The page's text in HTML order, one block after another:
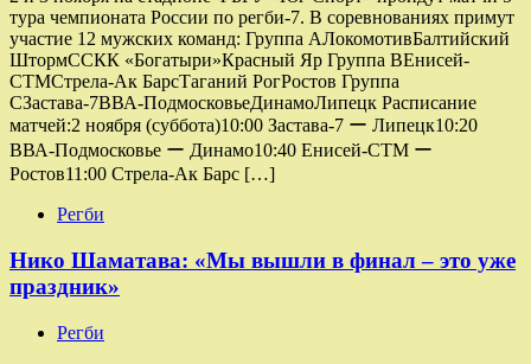
тура чемпионата России по регби-7. В соревнованиях примут
участие 12 мужских команд: Группа AЛокомотивБалтийский
ШтормССКК «Богатыри»Красный Яр Группа ВЕнисей-
СТМСтрела-Ак БарсТаганий РогРостов Группа
СЗастава-7ВВА-ПодмосковьеДинамоЛипецк Расписание
матчей:2 ноября (суббота)10:00 Застава-7 ー Липецк10:20
ВВА-Подмосковье ー Динамо10:40 Енисей-СТМ ー
Ростов11:00 Стрела-Ак Барс […]
Регби
Нико Шаматава: «Мы вышли в финал – это уже
праздник»
Регби